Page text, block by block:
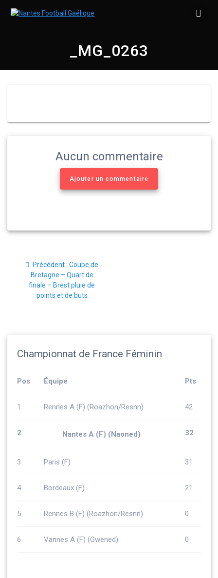
_MG_0263
Aucun commentaire
Ajouter un commentaire
l’article
Précédent : Article
précédent
:
Coupe de
Bretagne – Quart de
finale – Brest pluie de
points et de buts
Championnat de France Féminin
Pos Équipe Pts
1 Rennes A (F) (Roazhon/Resnn) 42
2 Nantes A (F) (Naoned) 32
3 Paris (F) 31
4 Bordeaux (F) 21
5 Rennes B (F) (Roazhon/Resnn) 0
6 Vannes A (F) (Gwened) 0